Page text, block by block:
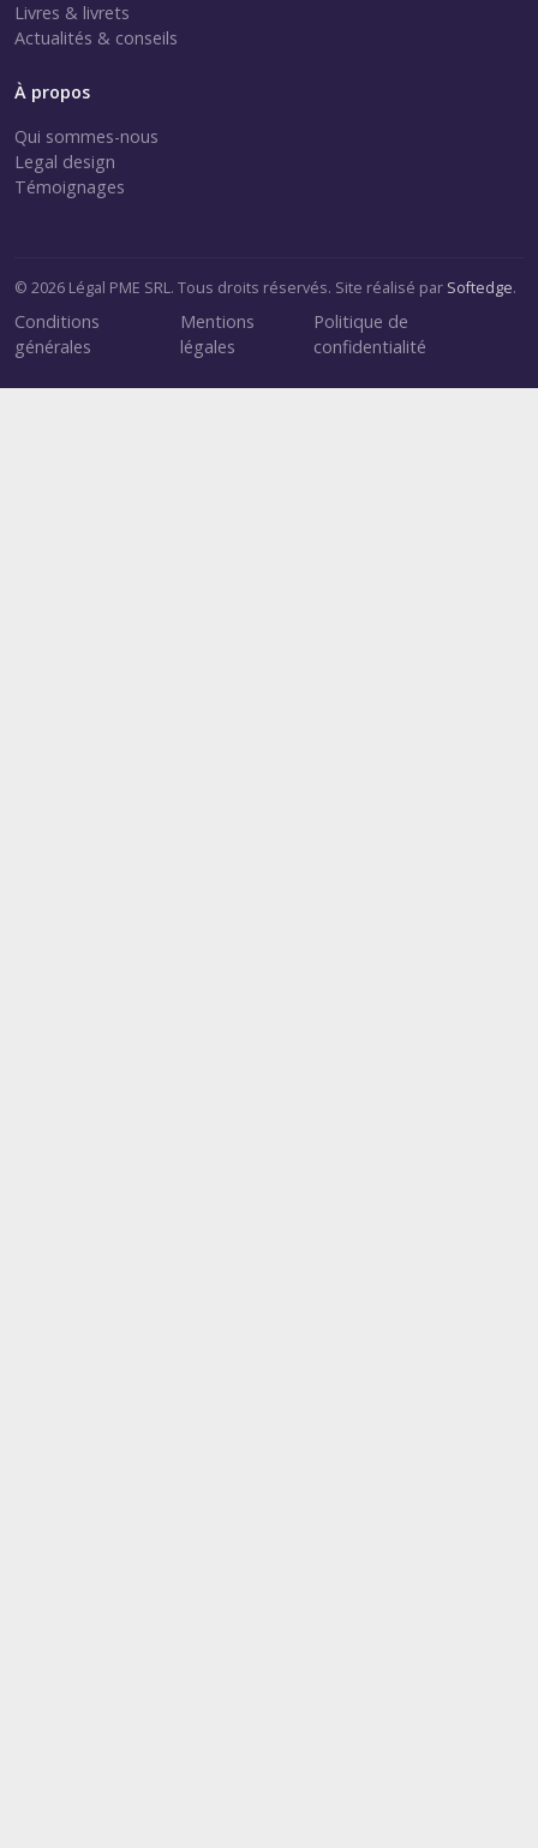
Livres & livrets
Actualités & conseils
À propos
Qui sommes-nous
Legal design
Témoignages
© 2026 Légal PME SRL. Tous droits réservés. Site réalisé par Softedge.
Conditions
générales
Mentions
légales
Politique de
confidentialité